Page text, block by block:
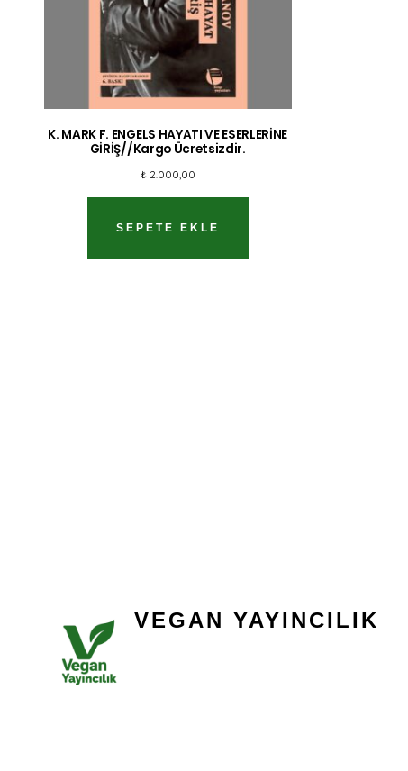
K. MARK F. ENGELS HAYATI VE ESERLERİNE
GİRİŞ//Kargo Ücretsizdir.
₺ 2.000,00
SEPETE EKLE
VEGAN YAYINCILIK